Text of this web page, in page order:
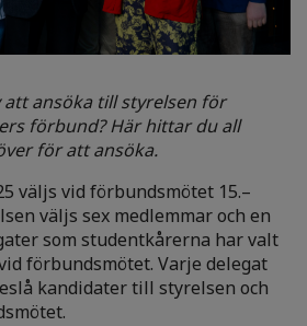
ansöka till styrelsen för
förbund? Här hittar du all
för att ansöka.
väljs vid förbundsmötet 15.–
väljs sex medlemmar och en
som studentkårerna har valt
förbundsmötet. Varje delegat
kandidater till styrelsen och